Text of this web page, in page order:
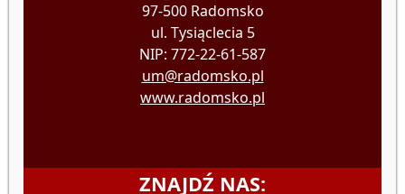
97-500 Radomsko
ul. Tysiąclecia 5
NIP: 772-22-61-587
um@radomsko.pl
www.radomsko.pl
ZNAJDŹ NAS: